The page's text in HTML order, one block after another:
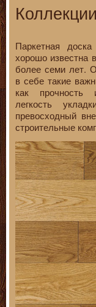
Паркетная доска
хорошо известна
более семи лет.
в себе такие
как прочность
легкость
превосходный
строительные